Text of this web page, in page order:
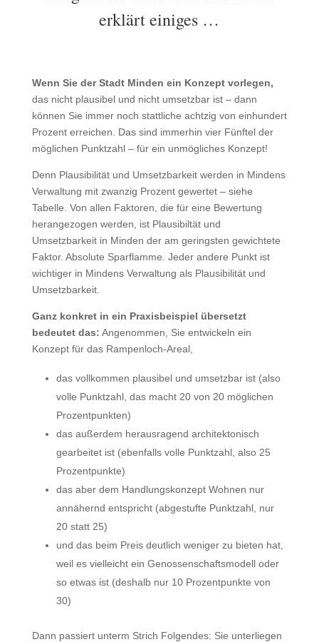
erklärt einiges …
Wenn Sie der Stadt Minden ein Konzept vorlegen,
das nicht plausibel und nicht umsetzbar ist – dann
können Sie immer noch stattliche achtzig von einhundert
Prozent erreichen. Das sind immerhin vier Fünftel der
möglichen Punktzahl – für ein unmögliches Konzept!
Denn Plausibilität und Umsetzbarkeit werden in Mindens
Verwaltung mit zwanzig Prozent gewertet – siehe
Tabelle. Von allen Faktoren, die für eine Bewertung
herangezogen werden, ist Plausibiltät und
Umsetzbarkeit in Minden der am geringsten gewichtete
Faktor. Absolute Sparflamme. Jeder andere Punkt ist
wichtiger in Mindens Verwaltung als Plausibilität und
Umsetzbarkeit.
Ganz konkret in ein Praxisbeispiel übersetzt
bedeutet das: Angenommen, Sie entwickeln ein
Konzept für das Rampenloch-Areal,
das vollkommen plausibel und umsetzbar ist (also
volle Punktzahl, das macht 20 von 20 möglichen
Prozentpunkten)
das außerdem herausragend architektonisch
gearbeitet ist (ebenfalls volle Punktzahl, also 25
Prozentpunkte)
das aber dem Handlungskonzept Wohnen nur
annähernd entspricht (abgestufte Punktzahl, nur
20 statt 25)
und das beim Preis deutlich weniger zu bieten hat,
weil es vielleicht ein Genossenschaftsmodell oder
so etwas ist (deshalb nur 10 Prozentpunkte von
30)
Dann passiert unterm Strich Folgendes: Sie unterliegen